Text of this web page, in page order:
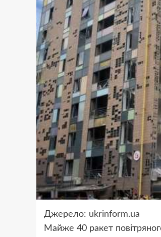
Джерело: ukrinform.ua
Майже 40 ракет